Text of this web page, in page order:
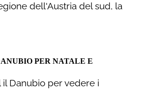
dell'Austria del sud, la
PER NATALE E
il Danubio per vedere i